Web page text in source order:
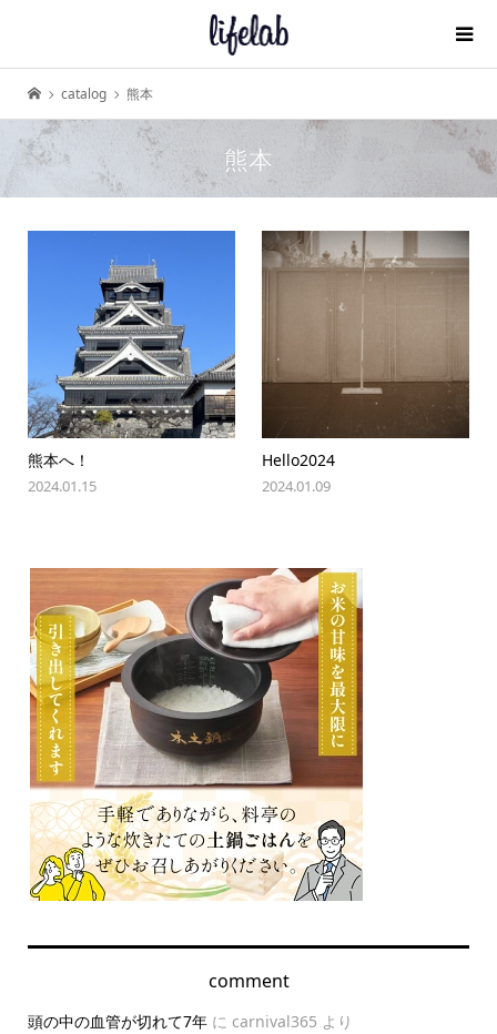
catalog 熊本
熊本
熊本へ！
2024.01.15
Hello2024
2024.01.09
comment
頭の中の血管が切れて7年に carnival365 より